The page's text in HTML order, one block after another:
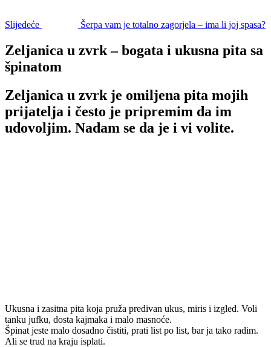
Slijedeće Šerpa vam je totalno zagorjela – ima li joj spasa?
Zeljanica u zvrk – bogata i ukusna pita sa
špinatom
Zeljanica u zvrk je omiljena pita mojih
prijatelja i često je pripremim da im
udovoljim. Nadam se da je i vi volite.
Ukusna i zasitna pita koja pruža predivan ukus, miris i izgled. Voli
tanku jufku, dosta kajmaka i malo masnoće.
Špinat jeste malo dosadno čistiti, prati list po list, bar ja tako radim.
Ali se trud na kraju isplati.